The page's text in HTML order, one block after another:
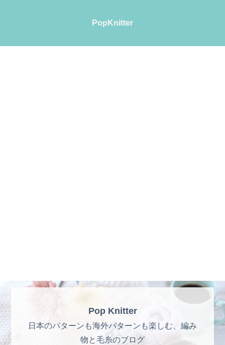
PopKnitter
Pop Knitter
日本のパターンも海外パターンも楽しむ、編み
物と毛糸のブログ